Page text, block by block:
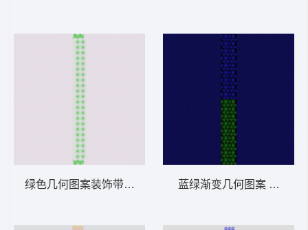
绿色几何图案装饰带 窗帘 蓝绿渐变几何图案 窗帘